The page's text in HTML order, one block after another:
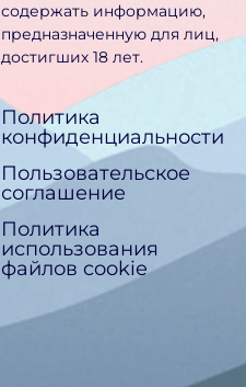
содержать информацию,
предназначен­ную для лиц,
достигших 18 лет.
Политика
конфиденциальности
Пользовательское
соглашение
Политика
использования
файлов cookie